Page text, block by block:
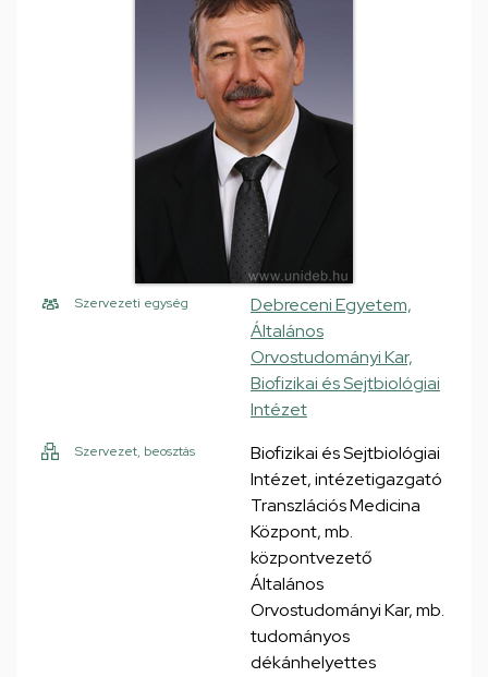
Szervezeti egység
Debreceni Egyetem,
Általános
Orvostudományi Kar,
Biofizikai és Sejtbiológiai
Intézet
Szervezet, beosztás
Biofizikai és Sejtbiológiai
Intézet, intézetigazgató
Transzlációs Medicina
Központ, mb.
központvezető
Általános
Orvostudományi Kar, mb.
tudományos
dékánhelyettes